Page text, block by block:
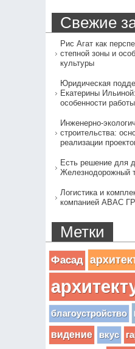
Свежие
Рис Агат как
степной зоны и
культуры
Юридическая
Екатерины
особенности работы
Инженерно-
строительства:
реализации
Есть решение для
Железнодорожный
Логистика и
компанией АВАС
Метки
Фасад
благоустройство
видение вкус